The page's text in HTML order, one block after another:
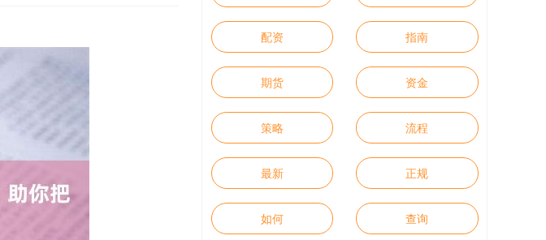
配资 指南
期货 资金
策略 流程
最新 正规
如何 查询